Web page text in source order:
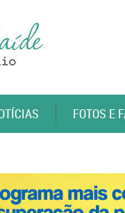
FOTOS E